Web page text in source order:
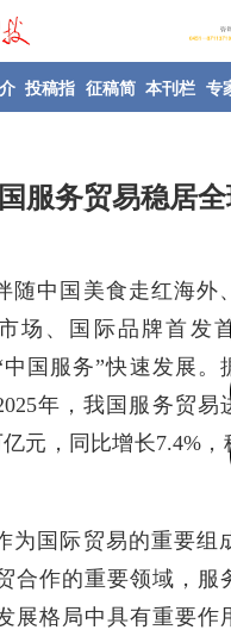
投稿指 征稿简 本刊栏 专
服务贸易稳居
随中国美食走红海外
场、国际品牌首发
中国服务”快速发展。
年，我国服务贸易
元，同比增长7.4%
为国际贸易的重要组
合作的重要领域，服
展格局中具有重要作